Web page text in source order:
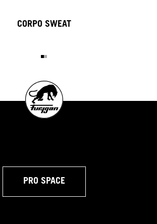
CORPO SWEAT
PRO SPACE